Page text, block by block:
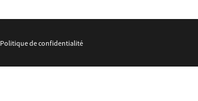
Politique de confidentialité